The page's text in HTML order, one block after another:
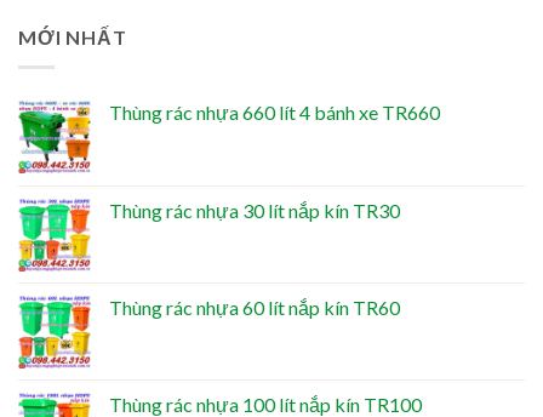
MỚI NHẤT
Thùng rác nhựa 660 lít 4 bánh xe TR660
Thùng rác nhựa 30 lít nắp kín TR30
Thùng rác nhựa 60 lít nắp kín TR60
Thùng rác nhựa 100 lít nắp kín TR100